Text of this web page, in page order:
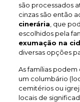
são processados
cinzas são então
cinerária , que
escolhidos pela
exumação na
diversas opções
As famílias
um columbário
cemitérios ou
locais de